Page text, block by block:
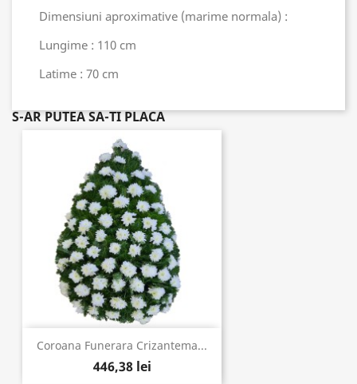
Dimensiuni aproximative (marime normala) :
Lungime : 110 cm
Latime : 70 cm
S-AR PUTEA SA-TI PLACA
Coroana Funerara Crizantema...
446,38 lei